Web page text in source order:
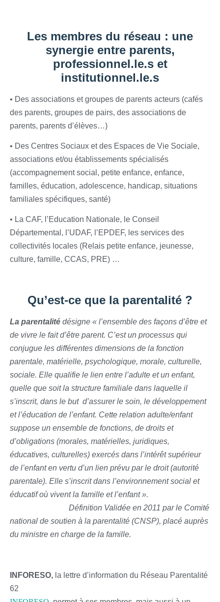
Les membres du réseau : une
synergie entre parents,
professionnel.le.s et
institutionnel.le.s
• Des associations et groupes de parents acteurs (cafés
des parents, groupes de pairs, des associations de
parents, parents d’élèves…)
• Des Centres Sociaux et des Espaces de Vie Sociale,
associations et/ou établissements spécialisés
(accompagnement social, petite enfance, enfance,
familles, éducation, adolescence, handicap, situations
familiales spécifiques, santé)
• La CAF, l’Education Nationale, le Conseil
Départemental, l’UDAF, l’EPDEF, les services des
collectivités locales (Relais petite enfance, jeunesse,
culture, famille, CCAS, PRE) …
Qu’est-ce que la parentalité ?
La parentalité désigne « l’ensemble des façons d’être et
de vivre le fait d’être parent. C’est un processus qui
conjugue les différentes dimensions de la fonction
parentale, matérielle, psychologique, morale, culturelle,
sociale. Elle qualifie le lien entre l’adulte et un enfant,
quelle que soit la structure familiale dans laquelle il
s’inscrit, dans le but d’assurer le soin, le développement
et l’éducation de l’enfant. Cette relation adulte/enfant
suppose un ensemble de fonctions, de droits et
d’obligations (morales, matérielles, juridiques,
éducatives, culturelles) exercés dans l’intérêt supérieur
de l’enfant en vertu d’un lien prévu par le droit (autorité
parentale). Elle s’inscrit dans l’environnement social et
éducatif où vivent la famille et l’enfant ».
Définition Validée en 2011 par le Comité
national de soutien à la parentalité (CNSP), placé auprès
du ministre en charge de la famille.
INFORESO, la lettre d’information du Réseau Parentalité
62